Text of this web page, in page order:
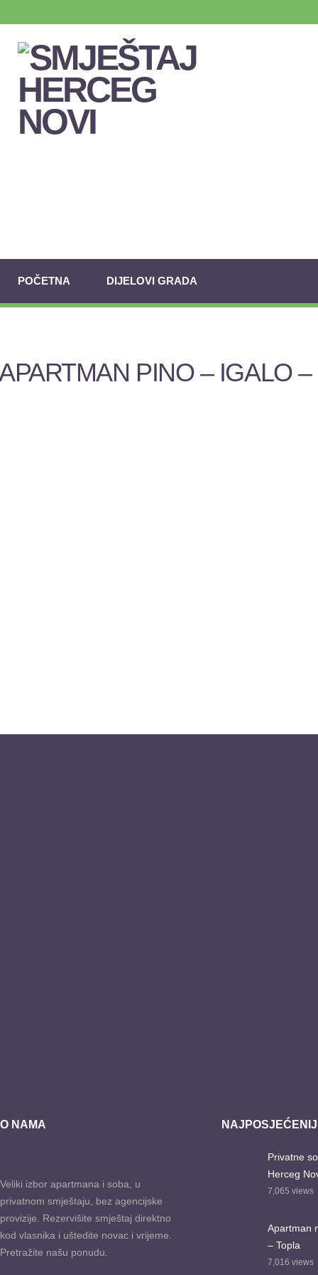
POČETNA DIJELOVI GRADA
PINO – IGALO
O NAMA
Veliki izbor apartmana i soba, u
privatnom smještaju, bez agencijske
provizije. Rezervišite smještaj direktno
kod vlasnika i uštedite novac i vrijeme.
Pretražite našu ponudu.
Privatne
Herceg
7,065 views
Apartman
– Topla
7,016 views